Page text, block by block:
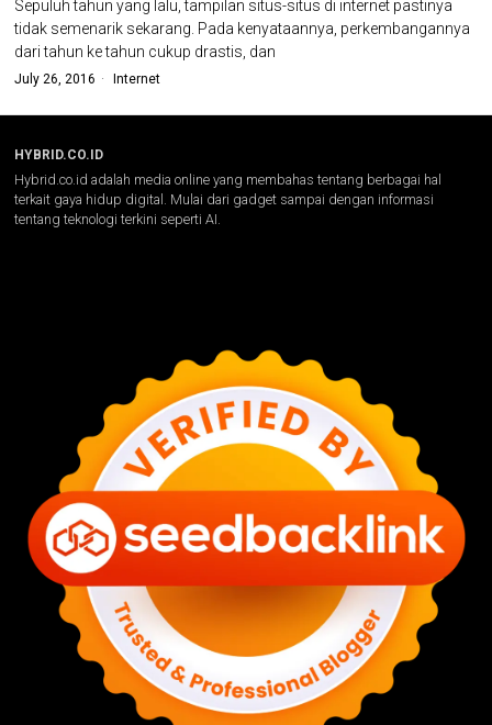
Sepuluh tahun yang lalu, tampilan situs-situs di internet pastinya
tidak semenarik sekarang. Pada kenyataannya, perkembangannya
dari tahun ke tahun cukup drastis, dan
July 26, 2016 Internet
HYBRID.CO.ID
Hybrid.co.id adalah media online yang membahas tentang berbagai hal
terkait gaya hidup digital. Mulai dari gadget sampai dengan informasi
tentang teknologi terkini seperti AI.